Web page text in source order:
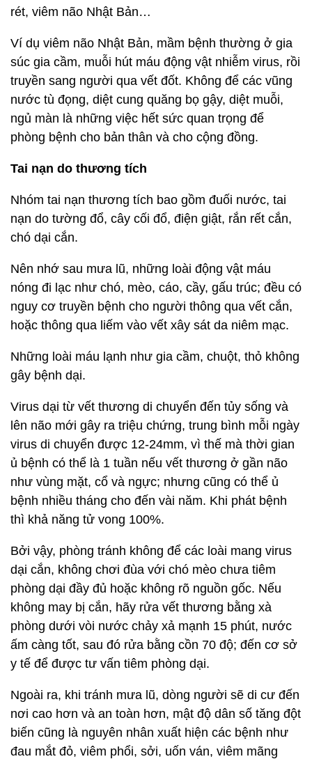
rét, viêm não Nhật Bản…
Ví dụ viêm não Nhật Bản, mầm bệnh thường ở gia
súc gia cầm, muỗi hút máu động vật nhiễm virus, rồi
truyền sang người qua vết đốt. Không để các vũng
nước tù đọng, diệt cung quăng bọ gậy, diệt muỗi,
ngủ màn là những việc hết sức quan trọng để
phòng bệnh cho bản thân và cho cộng đồng.
Tai nạn do thương tích
Nhóm tai nạn thương tích bao gồm đuối nước, tai
nạn do tường đổ, cây cối đổ, điện giật, rắn rết cắn,
chó dại cắn.
Nên nhớ sau mưa lũ, những loài động vật máu
nóng đi lạc như chó, mèo, cáo, cầy, gấu trúc; đều có
nguy cơ truyền bệnh cho người thông qua vết cắn,
hoặc thông qua liếm vào vết xây sát da niêm mạc.
Những loài máu lạnh như gia cầm, chuột, thỏ không
gây bệnh dại.
Virus dại từ vết thương di chuyển đến tủy sống và
lên não mới gây ra triệu chứng, trung bình mỗi ngày
virus di chuyển được 12-24mm, vì thế mà thời gian
ủ bệnh có thể là 1 tuần nếu vết thương ở gần não
như vùng mặt, cổ và ngực; nhưng cũng có thể ủ
bệnh nhiều tháng cho đến vài năm. Khi phát bệnh
thì khả năng tử vong 100%.
Bởi vậy, phòng tránh không để các loài mang virus
dại cắn, không chơi đùa với chó mèo chưa tiêm
phòng dại đầy đủ hoặc không rõ nguồn gốc. Nếu
không may bị cắn, hãy rửa vết thương bằng xà
phòng dưới vòi nước chảy xả mạnh 15 phút, nước
ấm càng tốt, sau đó rửa bằng cồn 70 độ; đến cơ sở
y tế để được tư vấn tiêm phòng dại.
Ngoài ra, khi tránh mưa lũ, dòng người sẽ di cư đến
nơi cao hơn và an toàn hơn, mật độ dân số tăng đột
biến cũng là nguyên nhân xuất hiện các bệnh như
đau mắt đỏ, viêm phổi, sởi, uốn ván, viêm mãng